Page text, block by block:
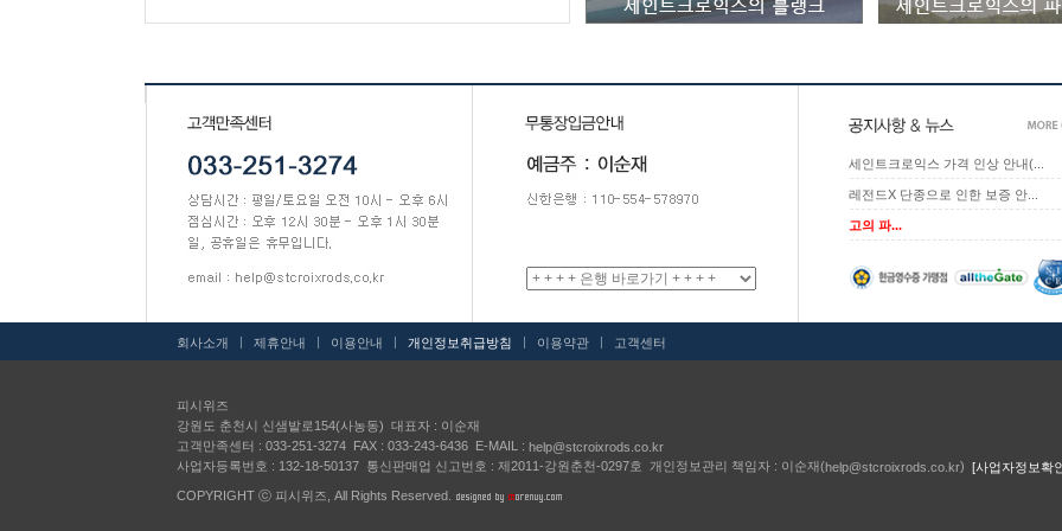
세인트크로익스 가격 인상 안내(...
레전드X 단종으로 인한 보증 안...
고의 파...
회사소개 | 제휴안내 | 이용안내 | 개인정보취급방침 | 이용약관 | 고객센터
피시위즈
강원도 춘천시 신샘밭로154(사농동) 대표자 : 이순재
고객만족센터 : 033-251-3274 FAX : 033-243-6436 E-MAIL : help@stcroixrods.co.kr
사업자등록번호 : 132-18-50137 통신판매업 신고번호 : 제2011-강원춘천-0297호 개인정보관리 책임자 : 이순재(help@stcroixrods.co.kr) [사업자정보확
COPYRIGHT ⓒ 피시위즈, All Rights Reserved.